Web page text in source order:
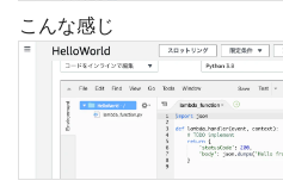
こんな感じ